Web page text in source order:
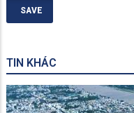
TIN KHÁC